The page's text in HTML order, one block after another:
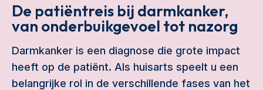
De patiëntreis bij darmkanker,
van onderbuikgevoel tot nazorg
Darmkanker is een diagnose die grote impact
heeft op de patiënt. Als huisarts speelt u een
belangrijke rol in de verschillende fases van het